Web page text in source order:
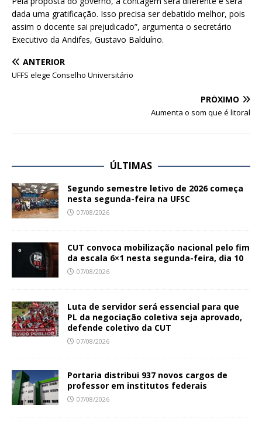
dada uma gratificação. Isso precisa ser debatido melhor, pois
assim o docente sai prejudicado”, argumenta o secretário
Executivo da Andifes, Gustavo Balduíno.
ANTERIOR
UFFS elege Conselho Universitário
PRÓXIMO
Aumenta o som que é litoral
ÚLTIMAS
Segundo semestre letivo de 2026 começa
nesta segunda-feira na UFSC
07/08/2026
CUT convoca mobilização nacional pelo fim
da escala 6×1 nesta segunda-feira, dia 10
07/08/2026
Luta de servidor será essencial para que
PL da negociação coletiva seja aprovado,
defende coletivo da CUT
07/08/2026
Portaria distribui 937 novos cargos de
professor em institutos federais
07/08/2026